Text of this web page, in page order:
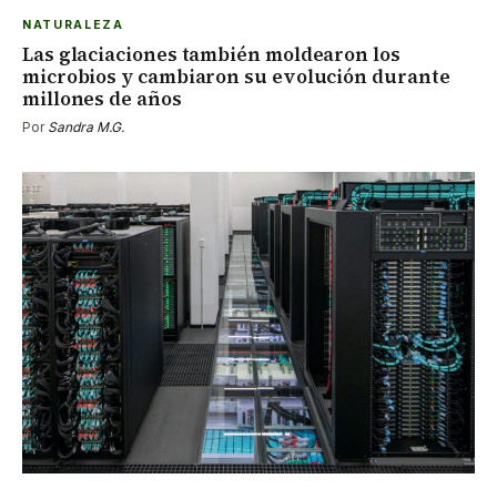
NATURALEZA
Las glaciaciones también moldearon los
microbios y cambiaron su evolución durante
millones de años
Por Sandra M.G.